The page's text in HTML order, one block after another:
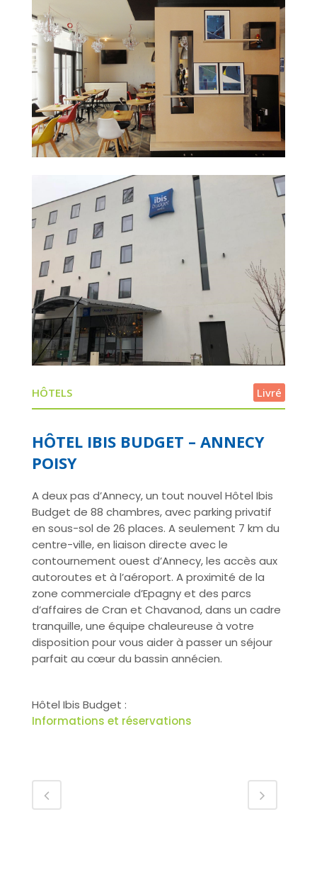
HÔTELS Livré
HÔTEL IBIS BUDGET – ANNECY
POISY
A deux pas d’Annecy, un tout nouvel Hôtel Ibis
Budget de 88 chambres, avec parking privatif
en sous-sol de 26 places. A seulement 7 km du
centre-ville, en liaison directe avec le
contournement ouest d’Annecy, les accès aux
autoroutes et à l’aéroport. A proximité de la
zone commerciale d’Epagny et des parcs
d’affaires de Cran et Chavanod, dans un cadre
tranquille, une équipe chaleureuse à votre
disposition pour vous aider à passer un séjour
parfait au cœur du bassin annécien.
Hôtel Ibis Budget :
Informations et réservations